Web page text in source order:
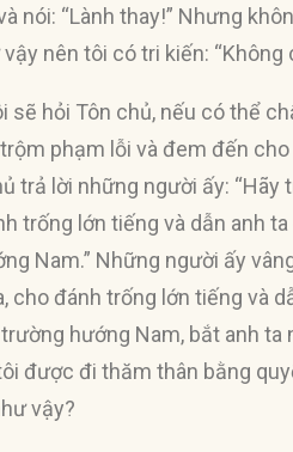
nói: “Lành thay!” Nhưng
nên tôi có tri kiến:
sẽ hỏi Tôn chủ, nếu có thể
phạm lỗi và đem đến
trả lời những người ấy:
trống lớn tiếng và dẫn anh
Nam.” Những người ấy
cho đánh trống lớn tiếng và
hướng Nam, bắt anh
được đi thăm thân bằng
vậy?